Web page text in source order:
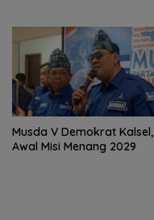
Musda V Demokrat Kalsel,
Awal Misi Menang 2029